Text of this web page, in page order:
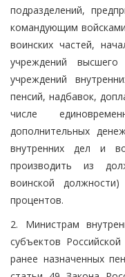
подразделений,
командующим
воинских частей,
учреждений высшего
учреждений
пенсий, надбавок,
числе
дополнительных
внутренних дел и
производить из
воинской
процентов.
2. Министрам
субъектов
ранее назначенных